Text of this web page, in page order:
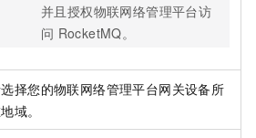
并且授权物联网络管理平台访
问 RocketMQ。
择您的物联网络管理平台网关设备所
域。